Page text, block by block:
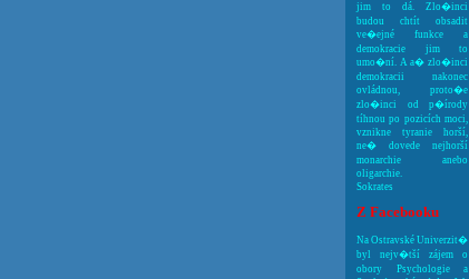
jim to dá. Zlo�inci
budou chtít obsadit
ve�ejné funkce a
demokracie jim to
umo�ní. A a� zlo�inci
demokracii nakonec
ovládnou, proto�e
zlo�inci od p�írody
tíhnou po pozicích moci,
vznikne tyranie horší,
ne� dovede nejhorší
monarchie anebo
oligarchie.
Sokrates
Z Facebooku
Na Ostravské Univerzit�
byl nejv�tší zájem o
obory Psychologie a